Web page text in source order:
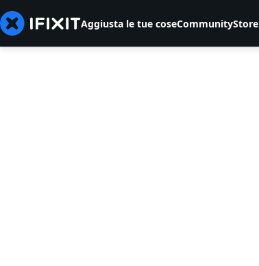
Aggiusta le tue coseCommunityStore